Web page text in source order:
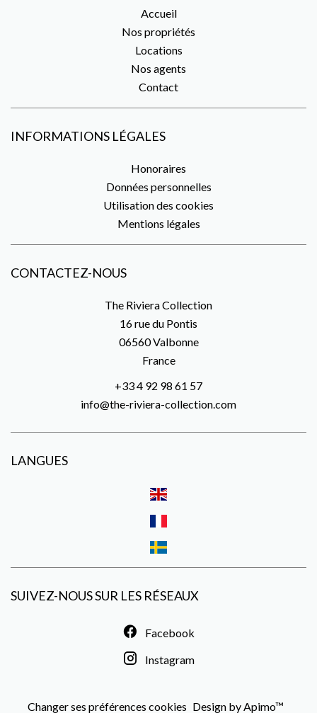
Accueil
Nos propriétés
Locations
Nos agents
Contact
INFORMATIONS LÉGALES
Honoraires
Données personnelles
Utilisation des cookies
Mentions légales
CONTACTEZ-NOUS
The Riviera Collection
16 rue du Pontis
06560Valbonne
France
+33 4 92 98 61 57
info@the-riviera-collection.com
LANGUES
SUIVEZ-NOUS SUR LES RÉSEAUX
Facebook
Instagram
Changer ses préférences cookies Design byApimo™